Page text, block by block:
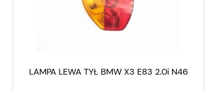
LAMPA LEWA TYŁ BMW X3 E83 2.0i N46